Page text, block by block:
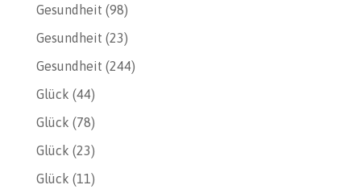
Gesundheit (98)
Gesundheit (23)
Gesundheit (244)
Glück (44)
Glück (78)
Glück (23)
Glück (11)